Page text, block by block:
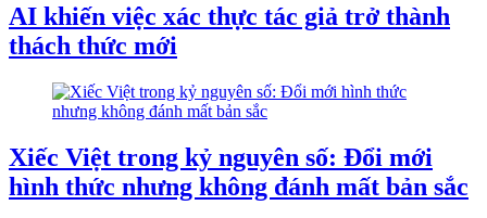
AI khiến việc xác thực tác giả trở thành
thách thức mới
Xiếc Việt trong kỷ nguyên số: Đổi mới
hình thức nhưng không đánh mất bản sắc